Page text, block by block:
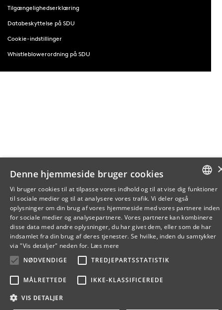
Tilgængelighedserklæring
Databeskyttelse på SDU
Cookie-indstillinger
Whistleblowerordning på SDU
ENGLISH
Denne hjemmeside bruger cookies
Vi bruger cookies til at tilpasse vores indhold og til at vise dig funktioner
til sociale medier og til at analysere vores trafik. Vi deler også
oplysninger om din brug af vores hjemmeside med vores partnere inden
for sociale medier og analysepartnere. Vores partnere kan kombinere
disse data med andre oplysninger, du har givet dem, eller som de har
indsamlet fra din brug af deres tjenester. Se hvilke, inden du samtykker
via "Vis detaljer" neden for. Læs mere
NØDVENDIGE
TREDJEPARTSSTATISTIK
MÅLRETTEDE IKKE-KLASSIFICEREDE
VIS DETALJER